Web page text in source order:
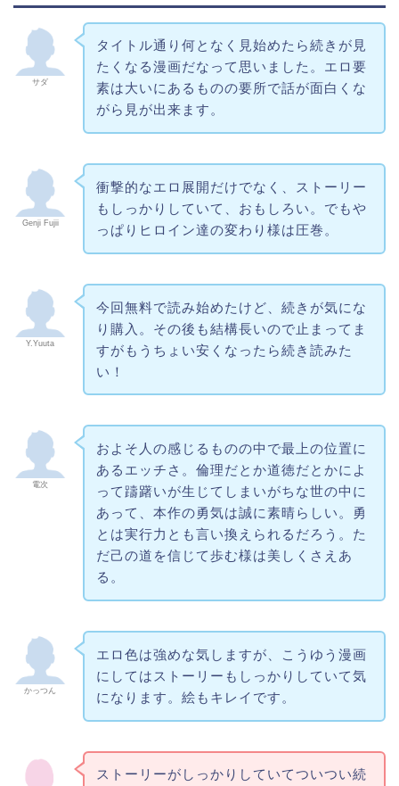
サダ
タイトル通り何となく見始めたら続きが見
たくなる漫画だなって思いました。エロ要
素は大いにあるものの要所で話が面白くな
がら見が出来ます。
Genji Fujii
衝撃的なエロ展開だけでなく、ストーリー
もしっかりしていて、おもしろい。でもや
っぱりヒロイン達の変わり様は圧巻。
Y.Yuuta
今回無料で読み始めたけど、続きが気にな
り購入。その後も結構長いので止まってま
すがもうちょい安くなったら続き読みた
い！
電次
およそ人の感じるものの中で最上の位置に
あるエッチさ。倫理だとか道徳だとかによ
って躊躇いが生じてしまいがちな世の中に
あって、本作の勇気は誠に素晴らしい。勇
とは実行力とも言い換えられるだろう。た
だ己の道を信じて歩む様は美しくさえあ
る。
かっつん
エロ色は強めな気しますが、こうゆう漫画
にしてはストーリーもしっかりしていて気
になります。絵もキレイです。
ストーリーがしっかりしていてついつい続